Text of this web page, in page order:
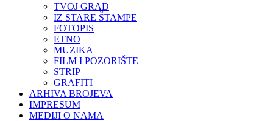
TVOJ GRAD
IZ STARE ŠTAMPE
FOTOPIS
ETNO
MUZIKA
FILM I POZORIŠTE
STRIP
GRAFITI
ARHIVA BROJEVA
IMPRESUM
MEDIJI O NAMA